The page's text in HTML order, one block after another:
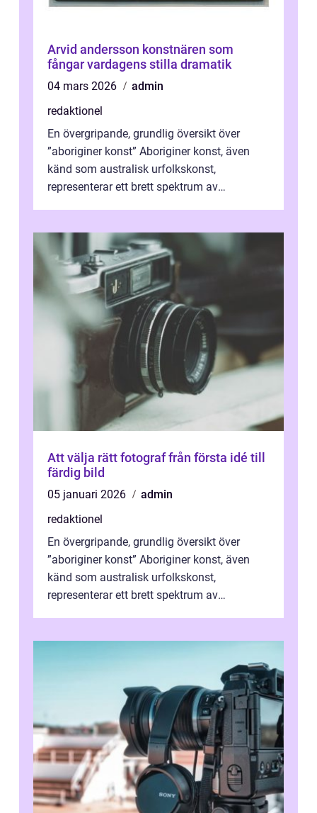
Arvid andersson konstnären som
fångar vardagens stilla dramatik
04 mars 2026
admin
redaktionel
En övergripande, grundlig översikt över
”aboriginer konst” Aboriginer konst, även
känd som australisk urfolkskonst,
representerar ett brett spektrum av
Att välja rätt fotograf från första idé till
färdig bild
05 januari 2026
admin
redaktionel
En övergripande, grundlig översikt över
”aboriginer konst” Aboriginer konst, även
känd som australisk urfolkskonst,
representerar ett brett spektrum av